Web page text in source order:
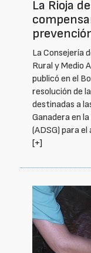
La Rioja
La Consejería
Rural y Medio
publicó en el
resolución de
destinadas a
Ganadera en
(ADSG) para el
[+]